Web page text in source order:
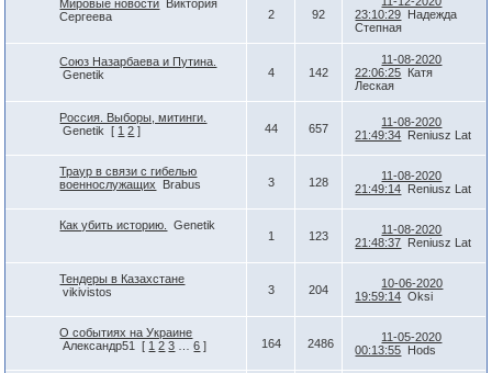
Мировые новости
Виктория
Сергеева
2 92
23:10:29
Надежда
Степная
Союз Назарбаева и Путина.
Genetik
4 142
11-08-2020
22:06:25
Катя
Леская
Россия. Выборы, митинги.
Genetik [ 1 2 ] 44 657
11-08-2020
21:49:34
Reniusz Lat
Траур в связи с гибелью
военнослужащих
Brabus 3 128
11-08-2020
21:49:14
Reniusz Lat
Как убить историю.
Genetik
1
123
11-08-2020
21:48:37
Reniusz Lat
Тендеры в Казахстане
vikivistos
3 204
10-06-2020
19:59:14 Oksi
О событиях на Украине
Александр51 [ 1 2 3 … 6 ] 164 2486
11-05-2020
00:13:55
Hods